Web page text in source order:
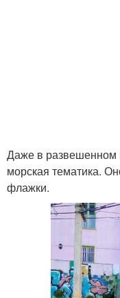
Даже в развешенном
морская тематика.
флажки.